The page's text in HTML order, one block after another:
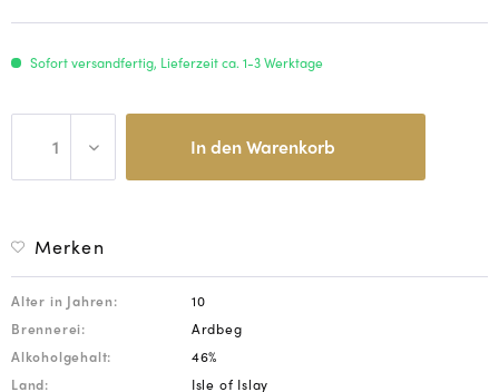
Sofort versandfertig, Lieferzeit ca. 1-3 Werktage
In denWarenkorb
Merken
Alter in Jahren:
10
Brennerei:
Ardbeg
Alkoholgehalt:
46%
Land:
Isle of Islay